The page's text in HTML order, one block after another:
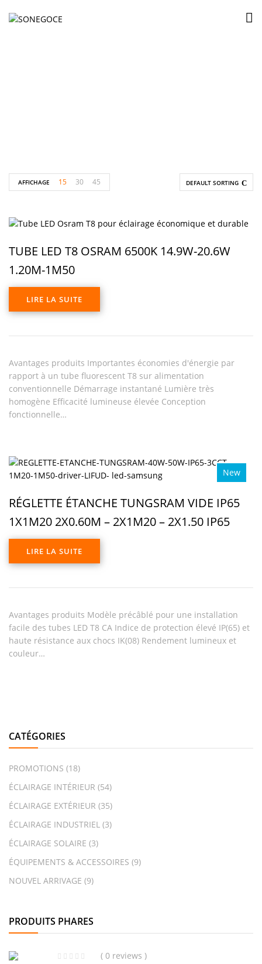
CATÉGORIES
PROMOTIONS (18)
ÉCLAIRAGE INTÉRIEUR (54)
ÉCLAIRAGE EXTÉRIEUR (35)
ÉCLAIRAGE INDUSTRIEL (3)
ÉCLAIRAGE SOLAIRE (3)
ÉQUIPEMENTS & ACCESSOIRES (9)
NOUVEL ARRIVAGE (9)
PRODUITS PHARES
( 0 reviews )
DEFAULT SORTING
AFFICHAGE 15 30 45
TUBE LED T8 OSRAM 6500K 14.9W-20.6W
1.20M-1M50
LIRE LA SUITE
Avantages produits Importantes économies d'énergie par
rapport à un tube fluorescent T8 sur alimentation
conventionnelle Démarrage instantané Lumière très
homogène Efficacité lumineuse élevée Conception
fonctionnelle…
New
RÉGLETTE ÉTANCHE TUNGSRAM VIDE IP65
1X1M20 2X0.60M – 2X1M20 – 2X1.50 IP65
LIRE LA SUITE
Avantages produits Modèle précâblé pour une installation
facile des tubes LED T8 CA Indice de protection élevé IP(65) et
haute résistance aux chocs IK(08) Rendement lumineux et
couleur…